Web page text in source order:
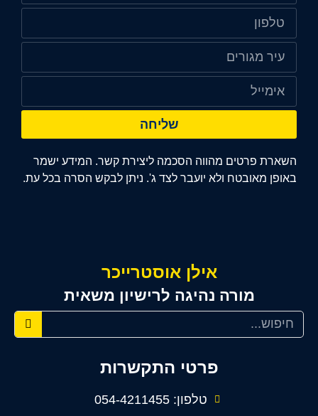
פרטי התקשרות
טלפון: 054-4211455
אילן אוסטרייכר
מורה נהיגה לרישיון משאית
שליחה
השארת פרטים מהווה הסכמה ליצירת קשר. המידע ישמר
באופן מאובטח ולא יועבר לצד ג'. ניתן לבקש הסרה בכל עת.